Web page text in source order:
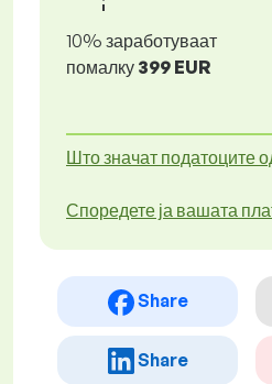
10% заработуваат
помалку 399 EUR
Што значат податоците
Споредете ја вашата
Share
Share